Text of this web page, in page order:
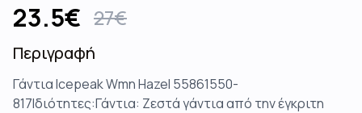
23.5€ 27€
Περιγραφή
Γάντια Icepeak Wmn Hazel 55861550-
817Ιδιότητες:Γάντια: Ζεστά γάντια από την έγκριτη